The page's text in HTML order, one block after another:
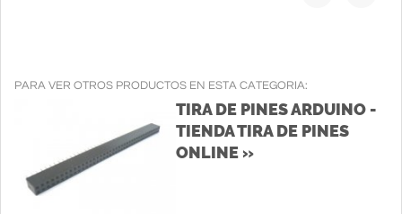
PARA VER OTROS PRODUCTOS EN ESTA CATEGORIA:
TIRA DE PINES ARDUINO -
TIENDA TIRA DE PINES
ONLINE »